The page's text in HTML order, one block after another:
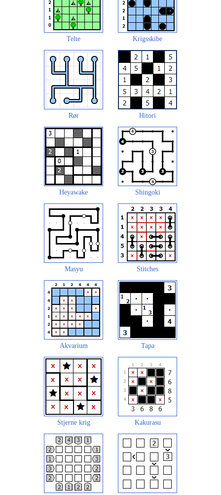
Telte Krigsskibe
Rør Hitori
Heyawake Shingoki
Masyu Stitches
Akvarium Tapa
Stjerne krig Kakurasu